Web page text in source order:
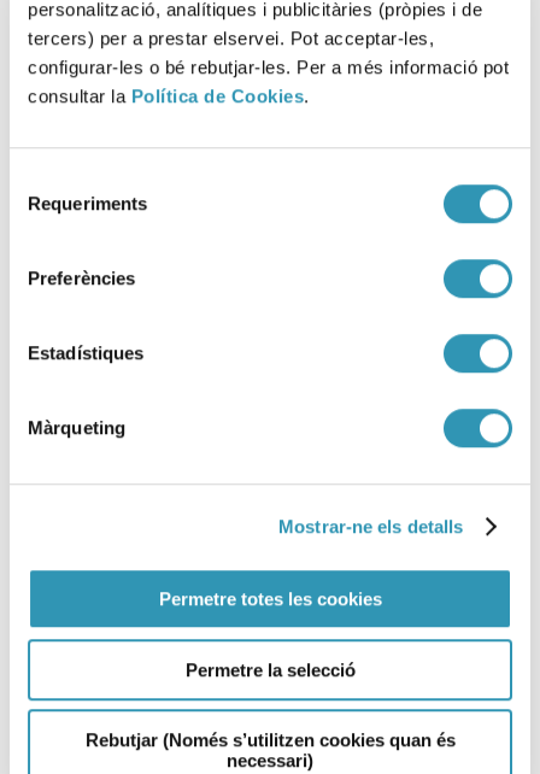
personalització, analítiques i publicitàries (pròpies i de
tercers) per a prestar elservei. Pot acceptar-les,
configurar-les o bé rebutjar-les. Per a més informació pot
consultar la Política de Cookies.
Requeriments
Preferències
Estadístiques
Màrqueting
Mostrar-ne els detalls
Permetre totes les cookies
Permetre la selecció
Rebutjar (Només s’utilitzen cookies quan és
necessari)
proyectos científicos que
Ayuntamiento de Barcelona y la
Fundació La Caixa
19-02-2026
ASPB